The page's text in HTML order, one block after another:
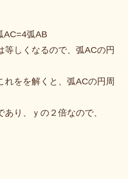
AC=4弧AB
等しくなるので、弧ACの円
れをを解くと、弧ACの円周
り、ｙの２倍なので、